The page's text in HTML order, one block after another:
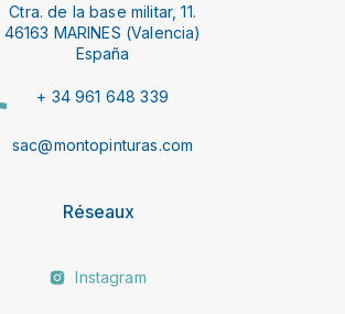
Ctra. de la base militar, 11.
46163 MARINES (Valencia)
España
+ 34 961 648 339
sac@montopinturas.com
Réseaux
Instagram